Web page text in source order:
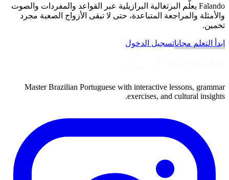
Falando يعلّم البرتغالية البرازيلية عبر القواعد والمفردات والصوت
والأمثلة والمراجعة المتباعدة، حتى لا تبقى الأزواج الصعبة مجرد
تخمين.
ابدأ التعلم مجاناتسجيل الدخول
Master Brazilian Portuguese with interactive lessons, grammar
exercises, and cultural insights.